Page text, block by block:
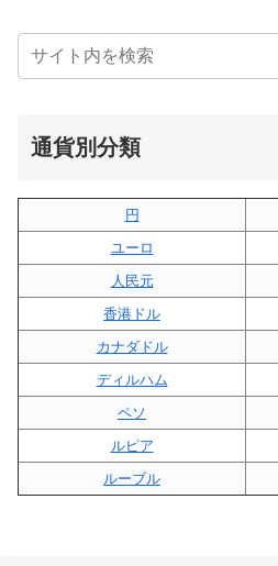
通貨別分類
円
ユーロ
人民元
香港ドル
カナダドル
ディルハム
ペソ
ルピア
ルーブル